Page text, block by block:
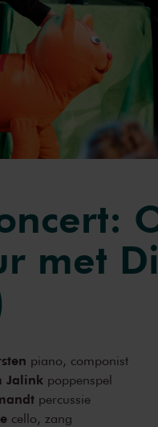
met
piano, componist
Jalink poppenspel
percussie
cello, zang